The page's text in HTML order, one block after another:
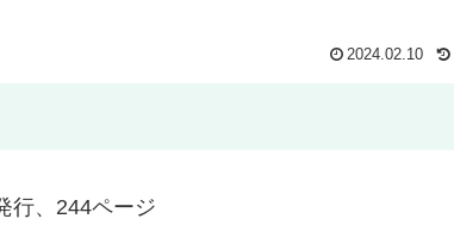
2024.02.10
行、244ページ